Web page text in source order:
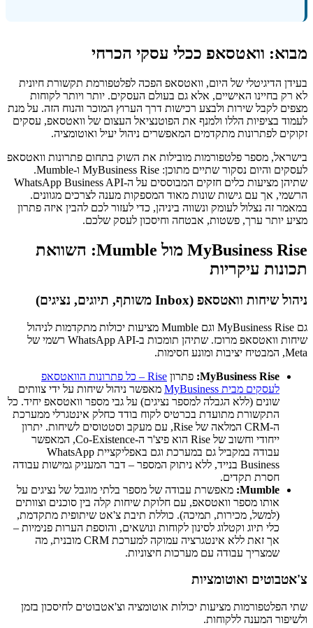
מבוא: וואטסאפ ככלי עסקי הכרחי
בעידן הדיגיטלי של היום, וואטסאפ הפכה לפלטפורמת תקשורת חיונית
לא רק בחיינו האישיים, אלא גם בעולם העסקים. יותר ויותר לקוחות
מצפים לקבל שירות ולבצע רכישות דרך הערוץ המוכר והנוח הזה. על מנת
לעמוד בציפיות הללו ולמנף את הפוטנציאל העצום של וואטסאפ, עסקים
זקוקים לפתרונות מתקדמים המאפשרים ניהול יעיל ואוטומציה.
בישראל, מספר פלטפורמות מובילות את השוק בתחום פתרונות וואטסאפ
לעסקים והיום נסקור שתיים מתוכן: MyBusiness Rise ו-Mumble.
שתיהן מציעות כלים חזקים המבוססים על ה-WhatsApp Business API
הרשמי, אך עם גישות שונות מאוד המספקות מענה לצרכים מגוונים.
במאמר זה נצלול לעומק ונשווה ביניהן, כדי לעזור לכם להבין איזה פתרון
מציע יותר ערך, פשטות, אבטחה וחיסכון לעסק שלכם.
MyBusiness Rise מול Mumble: השוואת
תכונות עיקריות
ניהול שיחות וואטסאפ (Inbox משותף, תיוגים, נציגים)
גם MyBusiness Rise וגם Mumble מציעות יכולות מתקדמות לניהול
שיחות וואטסאפ מרוכז. שתיהן תומכות ב-WhatsApp API רשמי של
Meta, המבטיח יציבות ומונע חסימות.
MyBusiness Rise: פתרון
Rise – כל פתרונות הוואטסאפ
לעסקים מבית MyBusiness
מאפשר ניהול שיחות על ידי צוותים
שונים (ללא הגבלה למספר נציגים) על גבי מספר וואטסאפ יחיד. כל
התקשורת מתועדת בכרטיס לקוח בודד כחלק אינטגרלי ממערכת
ה-CRM המלאה של Rise, עם מעקב וסטטוסים לשיחות. יתרון
ייחודי וחשוב של Rise הוא פיצ'ר ה-Co-Existence, המאפשר
עבודה במקביל גם במערכת וגם באפליקציית WhatsApp
Business בנייד, ללא ניתוק המספר – דבר המעניק גמישות עבודה
חסרת תקדים.
Mumble: מאפשרת עבודה של מספר בלתי מוגבל של נציגים על
אותו מספר וואטסאפ, עם חלוקת שיחות קלה בין סוכנים וצוותים
(למשל, מכירות, תמיכה). כוללת תיבת צ'אט שיתופית מתקדמת,
כלי תיוג וקטלוג לסינון לקוחות ונושאים, והוספת הערות פנימיות –
אך זאת ללא אינטגרציה עמוקה למערכת CRM מובנית, מה
שמצריך עבודה עם מערכות חיצוניות.
צ'אטבוטים ואוטומציות
שתי הפלטפורמות מציעות יכולות אוטומציה וצ'אטבוטים לחיסכון בזמן
ולשיפור המענה ללקוחות.